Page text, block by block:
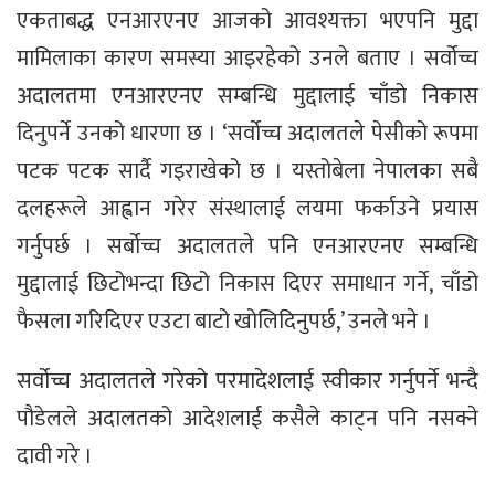
एकताबद्ध एनआरएनए आजको आवश्यक्ता भएपनि मुद्दा
मामिलाका कारण समस्या आइरहेको उनले बताए । सर्वोच्च
अदालतमा एनआरएनए सम्बन्धि मुद्दालाई चाँडो निकास
दिनुपर्ने उनको धारणा छ । ‘सर्वोच्च अदालतले पेसीको रूपमा
पटक पटक सार्दै गइराखेको छ । यस्तोबेला नेपालका सबै
दलहरूले आह्वान गरेर संस्थालाई लयमा फर्काउने प्रयास
गर्नुपर्छ । सर्बोच्च अदालतले पनि एनआरएनए सम्बन्धि
मुद्दालाई छिटोभन्दा छिटो निकास दिएर समाधान गर्ने, चाँडो
फैसला गरिदिएर एउटा बाटो खोलिदिनुपर्छ,’ उनले भने ।
सर्वोच्च अदालतले गरेको परमादेशलाई स्वीकार गर्नुपर्ने भन्दै
पौडेलले अदालतको आदेशलाई कसैले काट्न पनि नसक्ने
दावी गरे ।